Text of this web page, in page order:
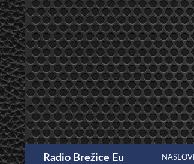
Preskoči
na
vsebino
Radio Brežice Eu